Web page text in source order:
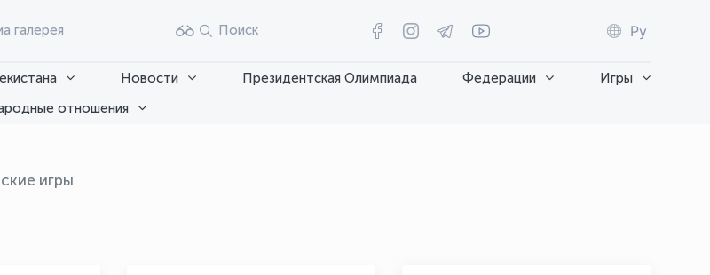
галерея Поиск Ру
Новости Президентская Олимпиада Федерации
Игры
отношения
игры